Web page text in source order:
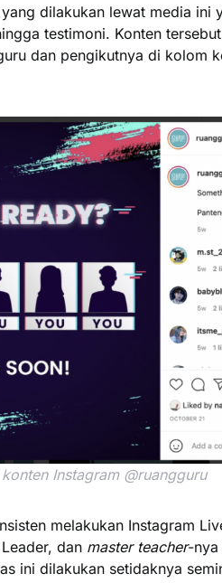
dilakukan lewat media ini
testimoni. Konten
dan pengikutnya di kolom
Instagram @ruangguru
melakukan Instagram
dan master teacher-nya
ini dilakukan setidaknya